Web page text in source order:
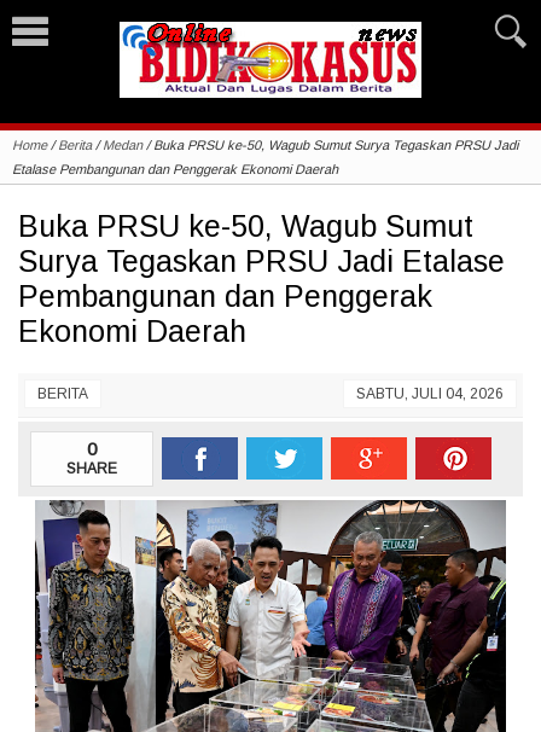
Home/Berita/Medan/Buka PRSU ke-50, Wagub Sumut Surya Tegaskan PRSU Jadi
Etalase Pembangunan dan Penggerak Ekonomi Daerah
Buka PRSU ke-50, Wagub Sumut
Surya Tegaskan PRSU Jadi Etalase
Pembangunan dan Penggerak
Ekonomi Daerah
BERITA SABTU, JULI 04, 2026
0
SHARE